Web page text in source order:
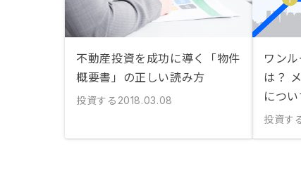
不動産投資を成功に導く「物件
概要書」の正しい読み方
投資する 2018.03.08
ワン
は？
につ
投資す